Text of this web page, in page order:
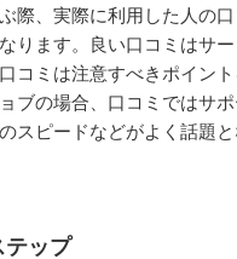
際、実際に利用した人の
ります。良い口コミはサ
コミは注意すべきポイン
ブの場合、口コミではサ
スピードなどがよく話題
テップ